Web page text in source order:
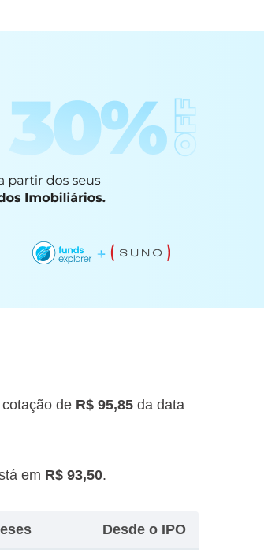
de R$ 95,85 da data
em R$ 93,50.
Desde o IPO